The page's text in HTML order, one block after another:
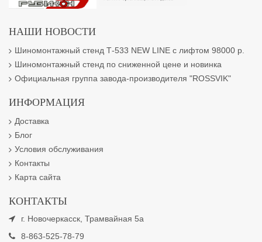
НАШИ НОВОСТИ
Шиномонтажный стенд Т-533 NEW LINE с лифтом 98000 р.
Шиномонтажный стенд по сниженной цене и новинка
Официальная группа завода-производителя "ROSSVIK"
ИНФОРМАЦИЯ
Доставка
Блог
Условия обслуживания
Контакты
Карта сайта
КОНТАКТЫ
г. Новочеркасск, Трамвайная 5а
8-863-525-78-79